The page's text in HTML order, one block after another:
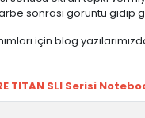
sonrası görüntü gidip
için blog
TITAN SLI Serisi